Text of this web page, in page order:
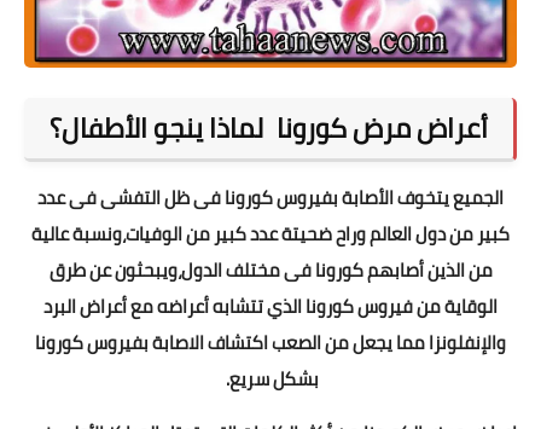
وظائف خالية
أعراض مرض كورونا لماذا ينجو الأطفال؟
الجميع يتخوف الأصابة بفيروس كورونا فى ظل التفشى فى عدد
كبير من دول العالم وراح ضحيتة عدد كبير من الوفيات،ونسبة عالية
من الذين أصابهم كورونا فى مختلف الدول،ويبحثون عن طرق
الوقاية من فيروس كورونا الذي تتشابه أعراضه مع أعراض البرد
والإنفلونزا مما يجعل من الصعب اكتشاف الاصابة بفيروس كورونا
بشكل سريع.